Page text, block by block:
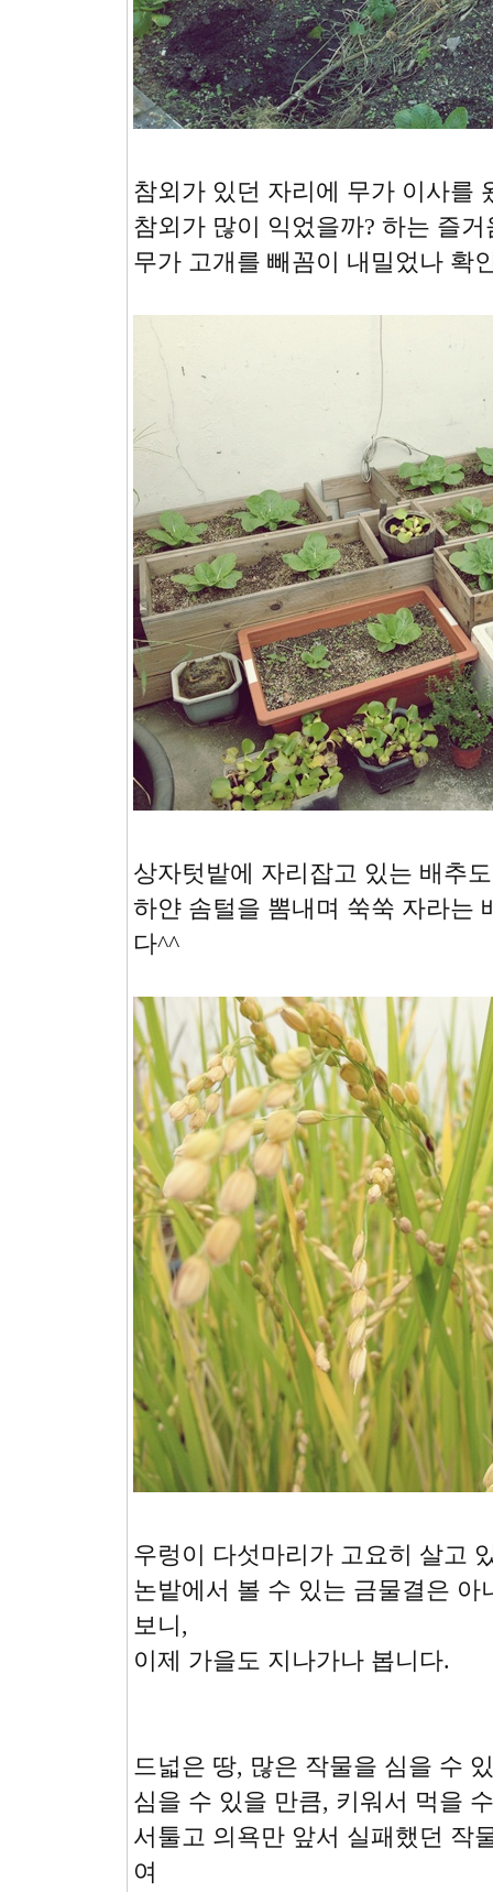
참외가 있던 자리에 무가 이사를
참외가 많이 익었을까? 하는 즐
무가 고개를 빼꼼이 내밀었나 확
상자텃밭에 자리잡고 있는 배추
하얀 솜털을 뽐내며 쑥쑥 자라는
다^^
우렁이 다섯마리가 고요히 살고
논밭에서 볼 수 있는 금물결은
보니,
이제 가을도 지나가나 봅니다.
드넓은 땅, 많은 작물을 심을 수
심을 수 있을 만큼, 키워서 먹을
서툴고 의욕만 앞서 실패했던 작
여